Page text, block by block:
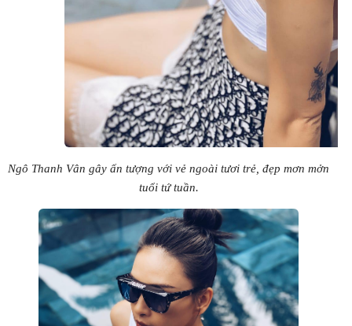
Ngô Thanh Vân gây ấn tượng với vẻ ngoài tươi trẻ, đẹp mơn mởn
tuổi tứ tuần.